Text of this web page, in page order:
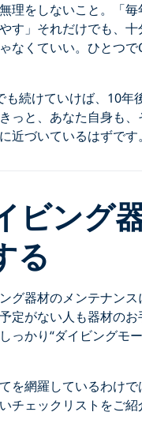
理をしないこと。「
す」それだけでも、十
なくていい。ひとつ
も続けていけば、10年
っと、あなた自身も
近づいているはずです。
ビング
る
グ器材のメンテナンス
定がない人も器材の
っかり“ダイビングモ
を網羅しているわけ
チェックリストをご紹